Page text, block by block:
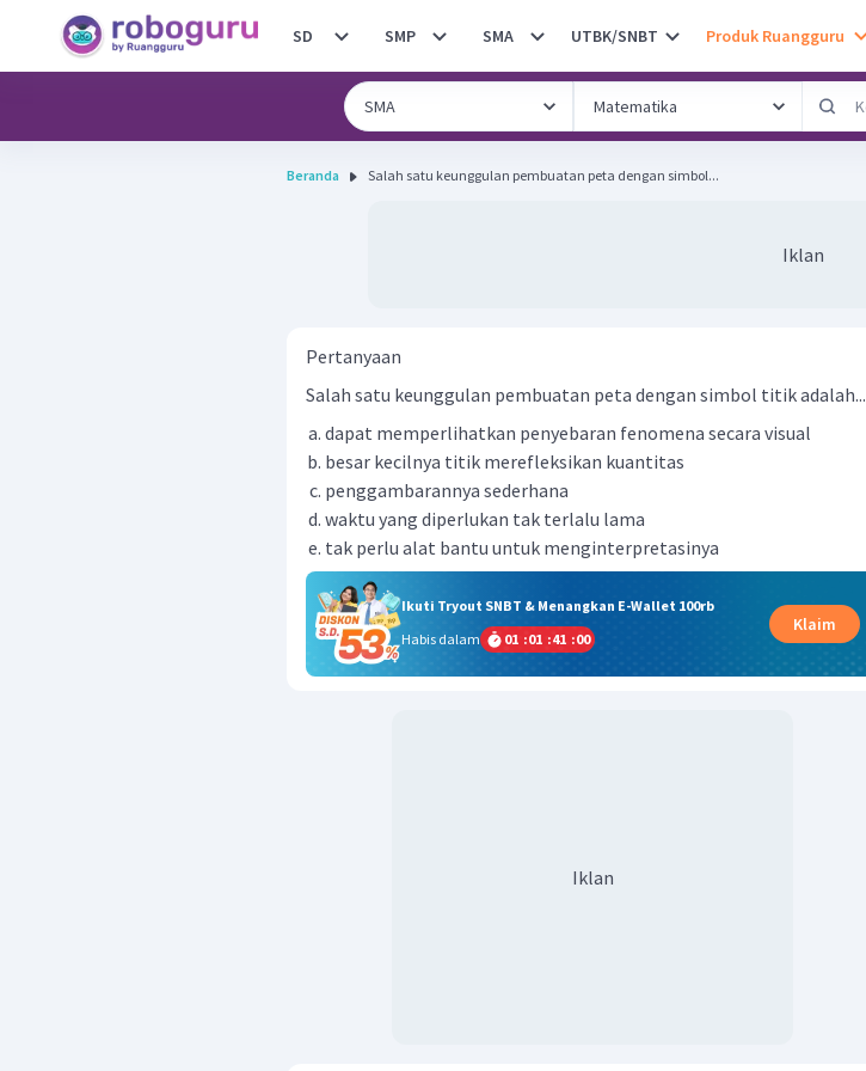
SD SMP SMA UTBK/SNBT Produk Ruangguru
Beranda Salah satu keunggulan pembuatan peta dengan simbol...
Iklan
Pertanyaan
Salah satu keunggulan pembuatan peta dengan simbol titik adalah...
dapat memperlihatkan penyebaran fenomena secara visual
besar kecilnya titik merefleksikan kuantitas
penggambarannya sederhana
waktu yang diperlukan tak terlalu lama
tak perlu alat bantu untuk menginterpretasinya
Ikuti Tryout SNBT & Menangkan E-Wallet 100rb
Habis dalam
01 :01 :41 :00
Klaim
Iklan